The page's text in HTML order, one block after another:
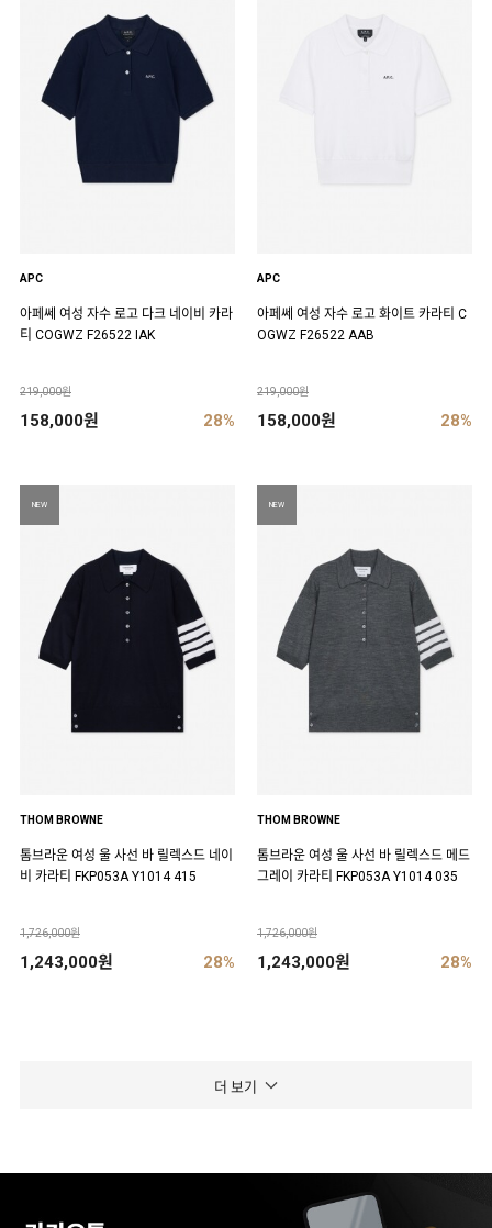
APC
아페쎄 여성 자수 로고 다크 네이비 카라
티 COGWZ F26522 IAK
219,000원
158,000원 28%
APC
아페쎄 여성 자수 로고 화이트 카라티 C
OGWZ F26522 AAB
219,000원
158,000원 28%
NEW
THOM BROWNE
톰브라운 여성 울 사선 바 릴렉스드 네이
비 카라티 FKP053A Y1014 415
1,726,000원
1,243,000원 28%
NEW
THOM BROWNE
톰브라운 여성 울 사선 바 릴렉스드 메드
그레이 카라티 FKP053A Y1014 035
1,726,000원
1,243,000원 28%
더 보기